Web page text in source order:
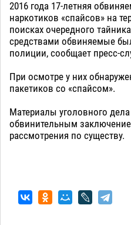
2016 года 17-летняя
наркотиков «спайсов» на
поисках очередного
средствами обвиняемые
полиции, сообщает пресс-
При осмотре у них
пакетиков со «спайсом».
Материалы уголовного
обвинительным
рассмотрения по существу.